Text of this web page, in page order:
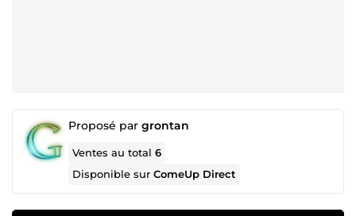
Proposé par grontan
Ventes au total6
Disponible surComeUp Direct